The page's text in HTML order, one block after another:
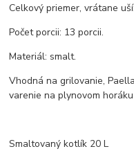
Celkový priemer, vrátane
Počet porcii: 13 porcii.
Materiál: smalt.
Vhodná na grilovanie,
varenie na plynovom
Smaltovaný kotlík 20 L